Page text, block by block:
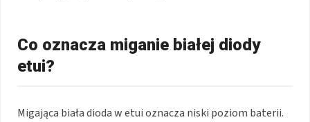
Co oznacza miganie białej diody
etui?
Migająca biała dioda w etui oznacza niski poziom baterii.